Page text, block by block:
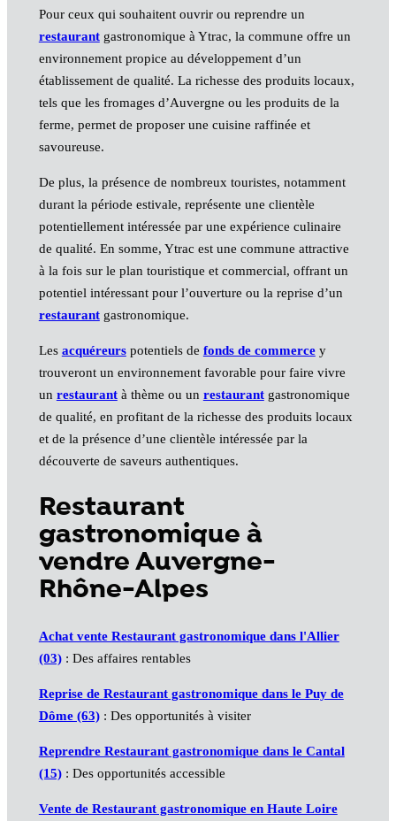
Pour ceux qui souhaitent ouvrir ou reprendre un
restaurantgastronomique à Ytrac, la commune offre un
environnement propice au développement d’un
établissement de qualité. La richesse des produits locaux,
tels que les fromages d’Auvergne ou les produits de la
ferme, permet de proposer une cuisine raffinée et
savoureuse.
De plus, la présence de nombreux touristes, notamment
durant la période estivale, représente une clientèle
potentiellement intéressée par une expérience culinaire
de qualité. En somme, Ytrac est une commune attractive
à la fois sur le plan touristique et commercial, offrant un
potentiel intéressant pour l’ouverture ou la reprise d’un
restaurantgastronomique.
Les acquéreurspotentiels de fonds de commercey
trouveront un environnement favorable pour faire vivre
un restaurantà thème ou un restaurantgastronomique
de qualité, en profitant de la richesse des produits locaux
et de la présence d’une clientèle intéressée par la
découverte de saveurs authentiques.
Restaurant
gastronomique à
vendre Auvergne-
Rhône-Alpes
Achat vente Restaurant gastronomique dans l'Allier
(03): Des affaires rentables
Reprise de Restaurant gastronomique dans le Puy de
Dôme (63): Des opportunités à visiter
Reprendre Restaurant gastronomique dans le Cantal
(15): Des opportunités accessible
Vente de Restaurant gastronomique en Haute Loire